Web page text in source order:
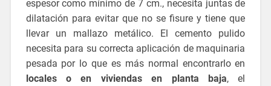
espesor como mínimo de 7 cm., necesita juntas de
dilatación para evitar que no se fisure y tiene que
llevar un mallazo metálico. El cemento pulido
necesita para su correcta aplicación de maquinaria
pesada por lo que es más normal encontrarlo en
locales o en viviendas en planta baja, el